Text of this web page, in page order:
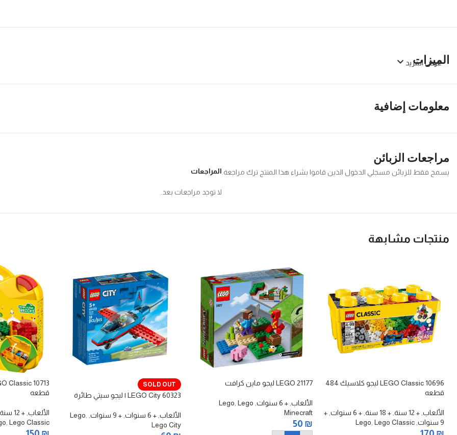
الميزات
عرض المزيد
معلومات إضافية
مراجعات الزبائن
المراجعات
لا توجد مراجعات بعد.
يسمح فقط للزبائن مسجلي الدخول الذين قاموا بشراء هذا المنتج ترك مراجعة.
منتجات مشابهة
10696 LEGO Classic ليجو كلاسيك 484
قطعه
الألعاب + 12 سنة + 18 سنة + 6 سنوات
+
9 سنوات
Lego Lego Classic
21177 LEGO ليجو ماين كرافت
الألعاب + 6 سنوات Lego Lego
Minecraft
50 ₪
SOLD OUT
60323 LEGO City | ليجو سيتي طائرة
الألعاب + 6 سنوات + 9 سنوات Lego
Lego City
قطعه
الألعاب + 12 سنة
Lego Classic